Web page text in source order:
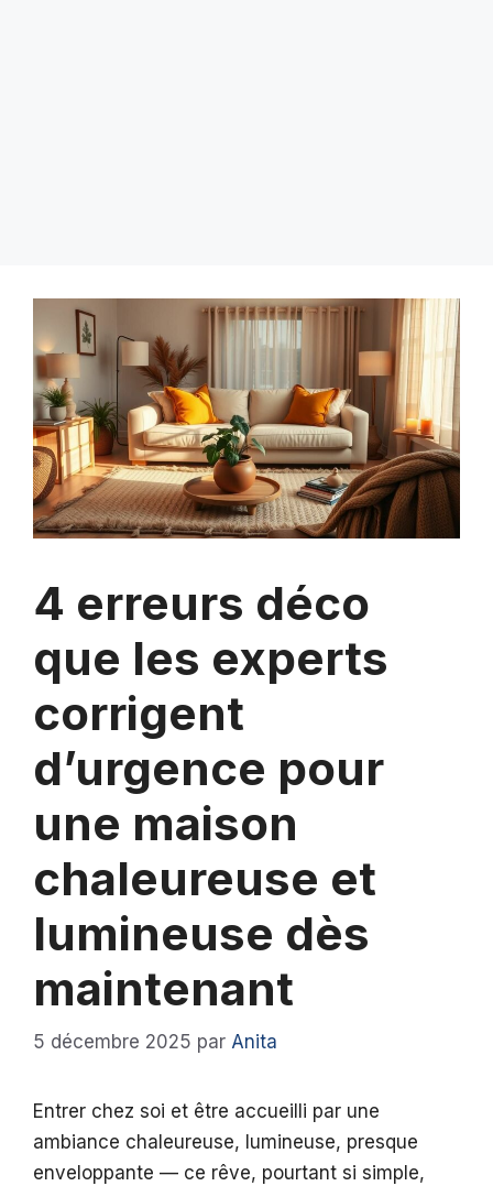
4 erreurs déco
que les experts
corrigent
d’urgence pour
une maison
chaleureuse et
lumineuse dès
maintenant
5 décembre 2025 par Anita
Entrer chez soi et être accueilli par une
ambiance chaleureuse, lumineuse, presque
enveloppante — ce rêve, pourtant si simple,